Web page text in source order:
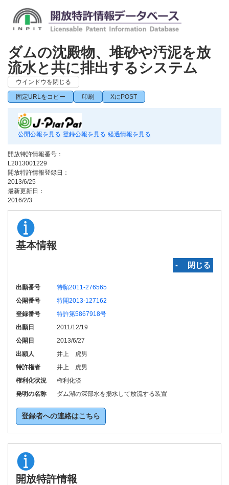
ダムの沈殿物、堆砂や汚泥を放
流水と共に排出するシステム
ウインドウを閉じる
固定URLをコピー 印刷 XにPOST
公開公報を見る 登録公報を見る 経過情報を見る
開放特許情報番号：
L2013001229
開放特許情報登録日：
2013/6/25
最新更新日：
2016/2/3
基本情報
‐ 閉じる
出願番号
特願2011-276565
公開番号
特開2013-127162
登録番号
特許第5867918号
出願日
2011/12/19
公開日
2013/6/27
出願人
井上 虎男
特許権者
井上 虎男
権利化状況
権利化済
発明の名称
ダム湖の深部水を揚水して放流する装置
登録者への連絡はこちら
開放特許情報